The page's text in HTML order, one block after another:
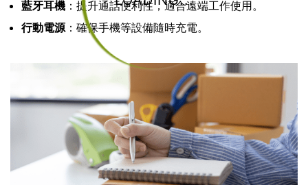
藍牙耳機 ：提升通話便利性，適合遠端工作使用。
行動電源：確保手機等設備隨時充電。